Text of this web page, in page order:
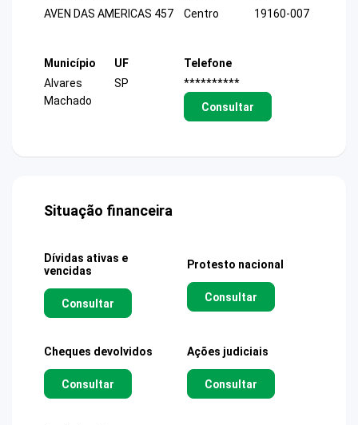
AVEN DAS AMERICAS 457
Centro
19160-007
Município
Alvares
Machado
UF
SP
Telefone
**********
Consultar
Situação financeira
Dívidas ativas e
vencidas
Consultar
Protesto nacional
Consultar
Cheques devolvidos
Consultar
Ações judiciais
Consultar